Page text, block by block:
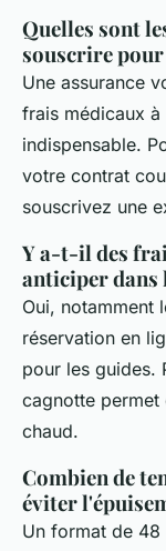
Quelles sont
souscrire
Une assurance
frais médicaux à
indispensable.
votre contrat
souscrivez une
Y a-t-il des
anticiper dans
Oui, notamment
réservation en
pour les guides.
cagnotte permet
chaud.
Combien de
éviter
Un format de 48